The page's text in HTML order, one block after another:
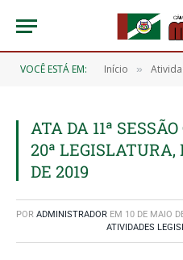
VOCÊ ESTÁ EM: Início »
ATA DA 11ª
20ª LEGISLATURA,
DE 2019
POR ADMINISTRADOR EM 10 DE MAIO
ATIVIDADES